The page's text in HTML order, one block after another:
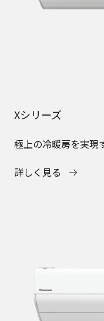
Xシリーズ
極上の冷暖房を実現
詳しく見る